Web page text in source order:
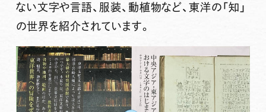
ない文字や言語、服装、動植物など、東洋の「知」
の世界を紹介されています。